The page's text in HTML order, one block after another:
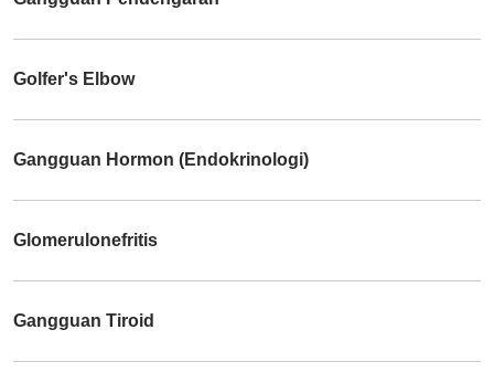
Golfer's Elbow
Gangguan Hormon (Endokrinologi)
Glomerulonefritis
Gangguan Tiroid